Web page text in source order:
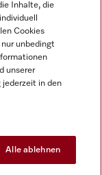
Inhalte, die
Cookies
unbedingt
unserer
jederzeit in den
Alle ablehnen